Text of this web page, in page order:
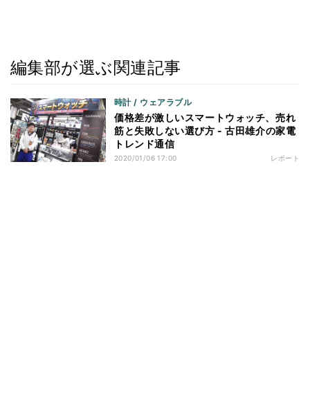
編集部が選ぶ関連記事
時計 / ウェアラブル
価格差が激しいスマートウォッチ、売れ
筋と失敗しない選び方 - 古田雄介の家電
トレンド通信
2020/01/06 17:00 レポート